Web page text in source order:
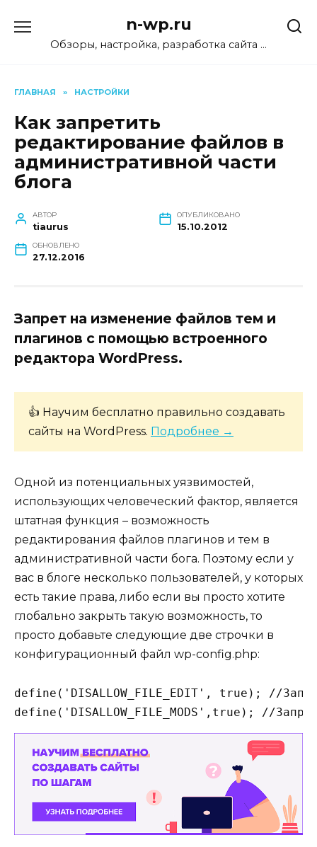
содержанию
n-wp.ru
Обзоры, настройка, разработка сайта …
ГЛАВНАЯ » НАСТРОЙКИ
Как запретить
редактирование файлов в
административной части
блога
АВТОР
tiaurus
ОПУБЛИКОВАНО
15.10.2012
ОБНОВЛЕНО
27.12.2016
Запрет на изменение файлов тем и
плагинов с помощью встроенного
редактора WordPress.
👍 Научим бесплатно правильно создавать
сайты на WordPress. Подробнее →
Одной из потенциальных уязвимостей,
использующих человеческий фактор, является
штатная функция – возможность
редактирования файлов плагинов и тем в
административной части бога. Поэтому если у
вас в блоге несколько пользователей, у которых
есть такие права, либо если вы просто хотите
глобально закрыть такую возможность, то
просто добавьте следующие две строчки в
конфигурационный файл wp-config.php:
define('DISALLOW_FILE_EDIT', true); //